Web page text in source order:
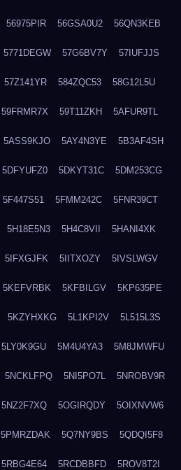
56975PIR 56GSA0U2 56QN3KEB
5771DEGW 57G6BV7Y 57IUFJJS
57Z141YR 584ZQC53 58G12L5U
59FRMR7X 59T11ZKH 5AFUR9TL
5ASS9KJO 5AY4N3YE 5B3AF4SH
5DFYUFZ0 5DKYT31C 5DM253CG
5F447S51 5FMM242C 5FNR39CT
5H18E5N3 5H4C8VII 5HANI4XK
5IFXGJFK 5IITXOZY 5IVSLWGV
5KEFVRBK 5KFBILGV 5KP635PE
5KZYHXKG 5L1KPI2V 5L515L3S
5LY0K9GU 5M4U4YA3 5M8JMWFU
5NCKLFPQ 5NI5PO7L 5NROBV9R
5NZ2F7XQ 5OGIRQDY 5OIXNVW6
5PMRZDAK 5Q7NY9BS 5QDQI5F8
5RBG4E64 5RCDBBFD 5ROV8T2I